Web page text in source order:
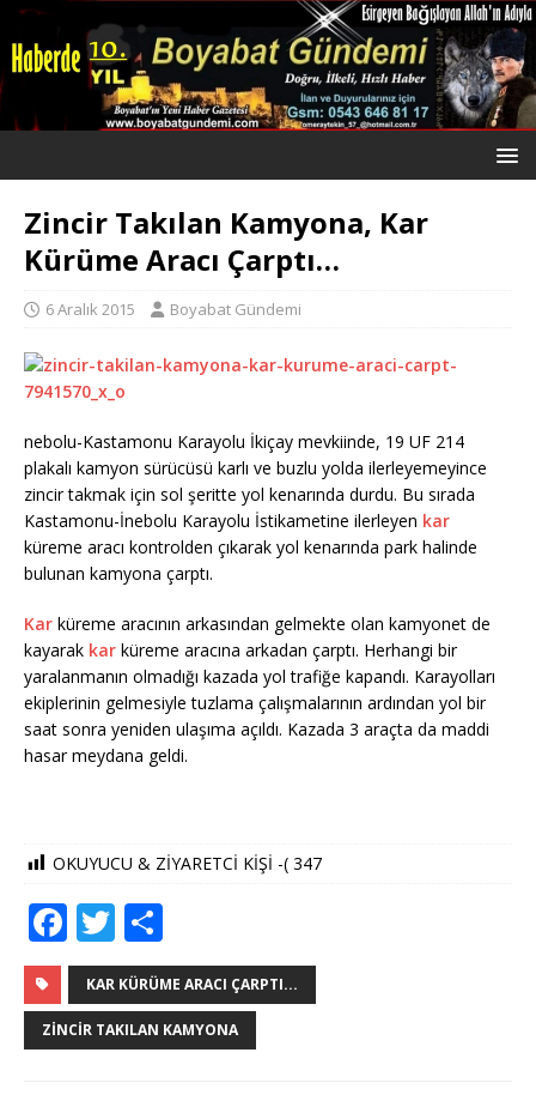
Zincir Takılan Kamyona, Kar
Kürüme Aracı Çarptı…
6 Aralık 2015 Boyabat Gündemi
nebolu-Kastamonu Karayolu İkiçay mevkiinde, 19 UF 214
plakalı kamyon sürücüsü karlı ve buzlu yolda ilerleyemeyince
zincir takmak için sol şeritte yol kenarında durdu. Bu sırada
Kastamonu-İnebolu Karayolu İstikametine ilerleyen kar
küreme aracı kontrolden çıkarak yol kenarında park halinde
bulunan kamyona çarptı.
Kar küreme aracının arkasından gelmekte olan kamyonet de
kayarak kar küreme aracına arkadan çarptı. Herhangi bir
yaralanmanın olmadığı kazada yol trafiğe kapandı. Karayolları
ekiplerinin gelmesiyle tuzlama çalışmalarının ardından yol bir
saat sonra yeniden ulaşıma açıldı. Kazada 3 araçta da maddi
hasar meydana geldi.
OKUYUCU & ZİYARETCİ KİŞİ -( 347
F
a
c
e
T
w
it
te
h
ar
e
KAR KÜRÜME ARACI ÇARPTI...
ZINCIR TAKILAN KAMYONA